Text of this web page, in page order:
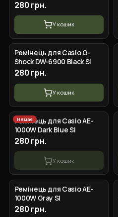
280 грн.
У кошик
Ремінець для Casio G-
Shock DW-6900 Black SI
280 грн.
У кошик
Немає
Ремінець для Casio AE-
1000W Dark Blue SI
280 грн.
У кошик
Ремінець для Casio AE-
1000W Gray SI
280 грн.